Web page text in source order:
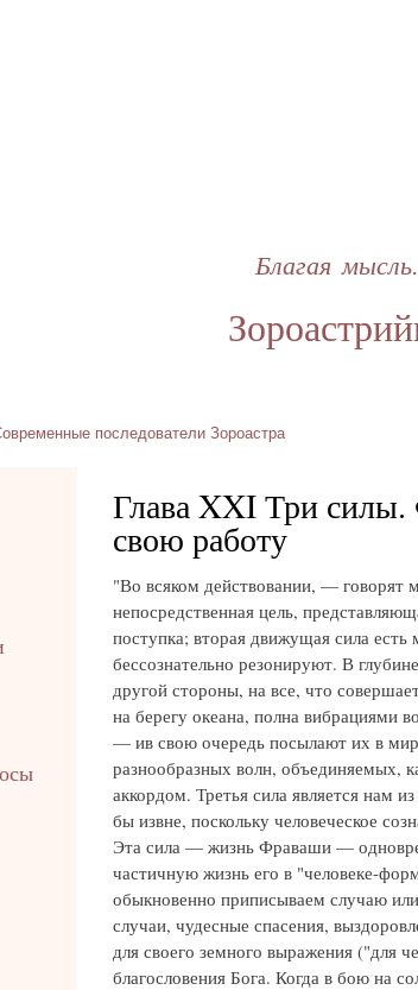
Благая
последователи Зороастра
Глава XXI Три
свою работу
"Во всяком действовании, — говорят
непосредственная цель,
поступка; вторая движущая сила
бессознательно резонируют. В
другой стороны, на все, что
на берегу океана, полна вибрациями
— ив свою очередь посылают их в
разнообразных волн,
аккордом. Третья сила является нам
бы извне, поскольку человеческое
Эта сила — жизнь Фраваши —
частичную жизнь его в "человеке-
обыкновенно приписываем случаю
случаи, чудесные спасения,
для своего земного выражения ("для
благословения Бога. Когда в бою на